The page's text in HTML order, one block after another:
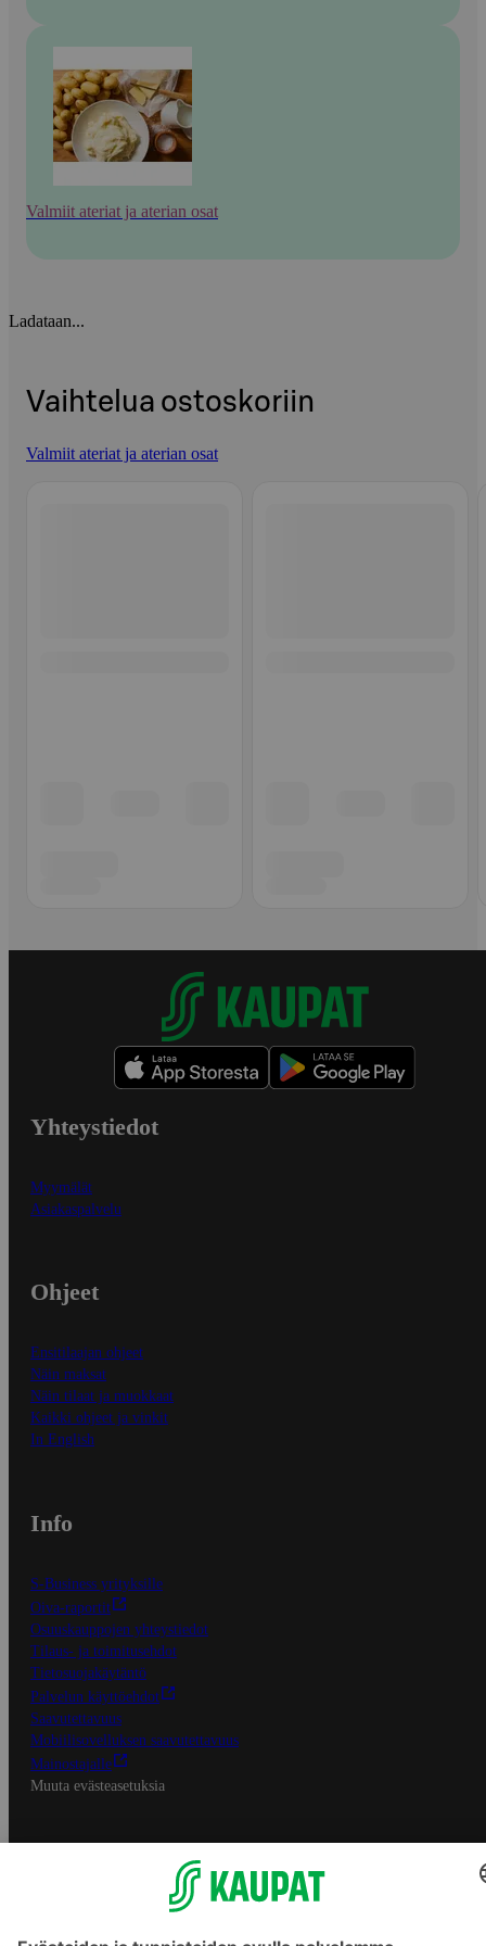
Valmiit ateriat ja aterian osat
Ladataan...
Vaihtelua ostoskoriin
Valmiit ateriat ja aterian osat
Yhteystiedot
Myymälät
Asiakaspalvelu
Ohjeet
Ensitilaajan ohjeet
Näin maksat
Näin tilaat ja muokkaat
Kaikki ohjeet ja vinkit
In English
Info
S-Business yrityksille
Oiva-raportit
Osuuskauppojen yhteystiedot
Tilaus- ja toimitusehdot
Tietosuojakäytäntö
Palvelun käyttöehdot
Saavutettavuus
Mobiilisovelluksen saavutettavuus
Mainostajalle
Muuta evästeasetuksia
S-ryhmän palvelut